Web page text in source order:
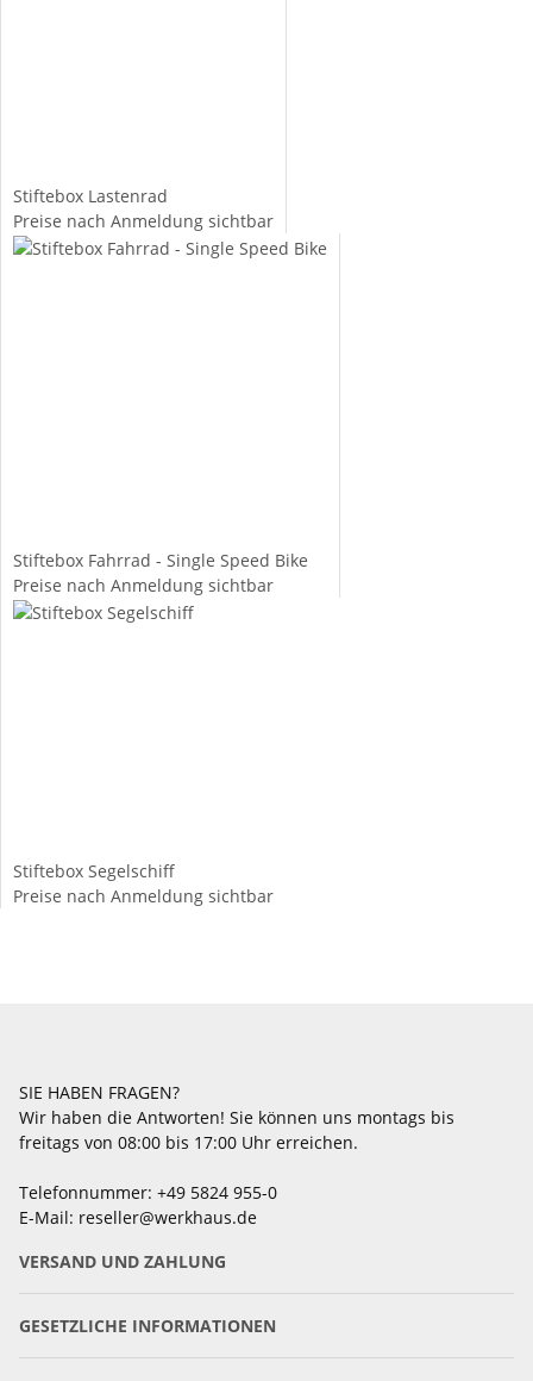
Stiftebox Lastenrad
Preise nach Anmeldung sichtbar
Stiftebox Fahrrad - Single Speed Bike
Preise nach Anmeldung sichtbar
Stiftebox Segelschiff
Preise nach Anmeldung sichtbar
SIE HABEN FRAGEN?
Wir haben die Antworten! Sie können uns montags bis
freitags von 08:00 bis 17:00 Uhr erreichen.
Telefonnummer: +49 5824 955-0
E-Mail: reseller@werkhaus.de
VERSAND UND ZAHLUNG
GESETZLICHE INFORMATIONEN